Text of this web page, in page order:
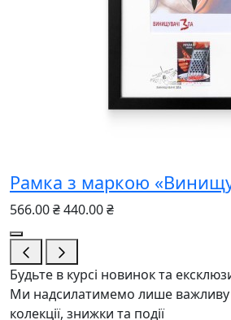
Рамка з маркою
566.00 ₴440.00 ₴
Будьте в курсі новинок та
Ми надсилатимемо лише
колекції, знижки та події